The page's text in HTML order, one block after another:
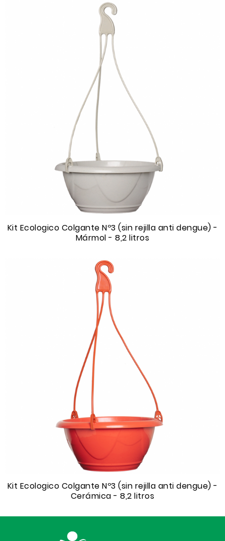
Kit Ecologico Colgante Nº3 (sin rejilla anti dengue) -
Mármol - 8,2 litros
Kit Ecologico Colgante Nº3 (sin rejilla anti dengue) -
Cerámica - 8,2 litros